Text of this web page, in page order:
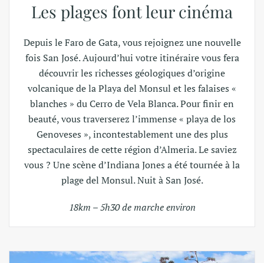
Les plages font leur cinéma
Depuis le Faro de Gata, vous rejoignez une nouvelle
fois San José. Aujourd’hui votre itinéraire vous fera
découvrir les richesses géologiques d’origine
volcanique de la Playa del Monsul et les falaises «
blanches » du Cerro de Vela Blanca. Pour finir en
beauté, vous traverserez l’immense « playa de los
Genoveses », incontestablement une des plus
spectaculaires de cette région d’Almeria. Le saviez
vous ? Une scène d’Indiana Jones a été tournée à la
plage del Monsul. Nuit à San José.
18km – 5h30 de marche environ